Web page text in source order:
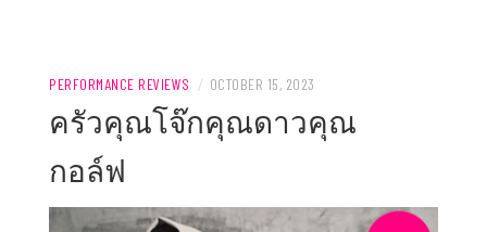
PERFORMANCE REVIEWS / OCTOBER 15, 2023
ครัวคุณโจ๊กคุณดาวคุณ
กอล์ฟ